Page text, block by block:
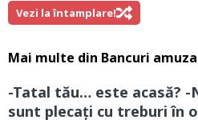
Vezi la întamplare!
Mai multe din Bancuri
-Tatal tău… este acasă?
sunt plecați cu treburi în